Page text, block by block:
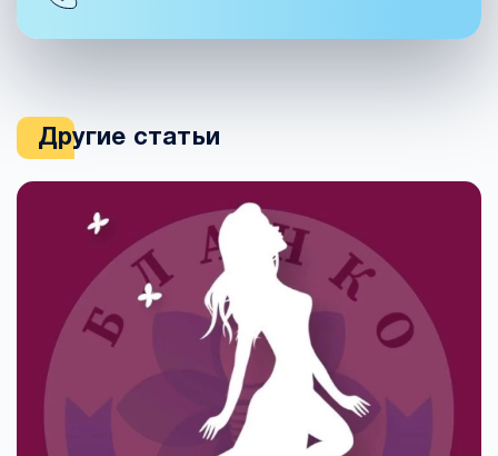
Другие статьи